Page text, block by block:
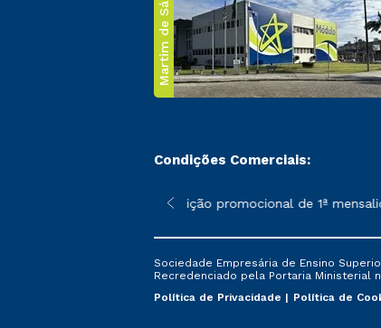
Martim de Sá
Condições Comerciais:
sofrer alterações nos períodos de rematrícula
*A condição promocional de 1ª
Sociedade Empresária de Ensino
Recredenciado pela Portaria Ministerial
Política de Privacidade
Política de